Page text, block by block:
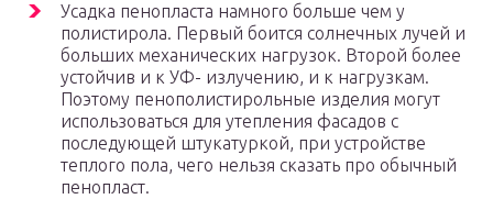
Усадка пенопласта намного больше чем у
полистирола. Первый боится солнечных лучей и
больших механических нагрузок. Второй более
устойчив и к УФ- излучению, и к нагрузкам.
Поэтому пенополистирольные изделия могут
использоваться для утепления фасадов с
последующей штукатуркой, при устройстве
теплого пола, чего нельзя сказать про обычный
пенопласт.